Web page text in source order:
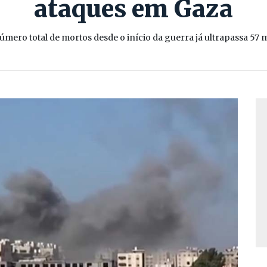
ataques em Gaza
total de mortos desde o início da guerra já ultrapassa 57